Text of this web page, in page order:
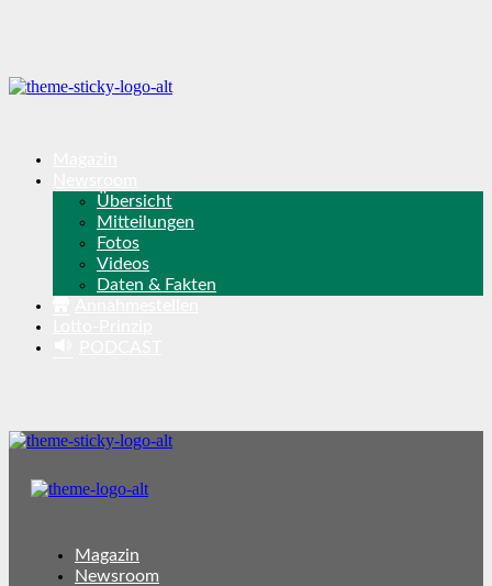
Übersicht
Mitteilungen
Fotos
Videos
Daten & Fakten
Magazin
Newsroom